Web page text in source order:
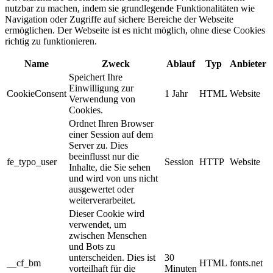
nutzbar zu machen, indem sie grundlegende Funktionalitäten wie
Navigation oder Zugriffe auf sichere Bereiche der Webseite
ermöglichen. Der Webseite ist es nicht möglich, ohne diese Cookies
richtig zu funktionieren.
Name Zweck Ablauf Typ Anbieter
CookieConsent
Speichert Ihre
Einwilligung zur
Verwendung von
Cookies.
1 Jahr HTML Website
fe_typo_user
Ordnet Ihren Browser
einer Session auf dem
Server zu. Dies
beeinflusst nur die
Inhalte, die Sie sehen
und wird von uns nicht
ausgewertet oder
weiterverarbeitet.
Session HTTP Website
__cf_bm
Dieser Cookie wird
verwendet, um
zwischen Menschen
und Bots zu
unterscheiden. Dies ist
vorteilhaft für die
30
Minuten
HTML fonts.net